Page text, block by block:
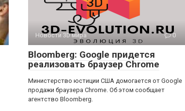
Новости 3D мира 0
Bloomberg: Google придется
реализовать браузер Chrome
Министерство юстиции США домогается от Google
продажи браузера Chrome. Об этом сообщает
агентство Bloomberg.